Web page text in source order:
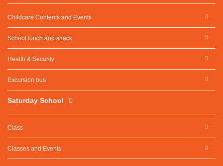
Childcare Contents and Events
School lunch and snack
Health & Security
Excursion bus
Saturday School
Class
Classes and Events